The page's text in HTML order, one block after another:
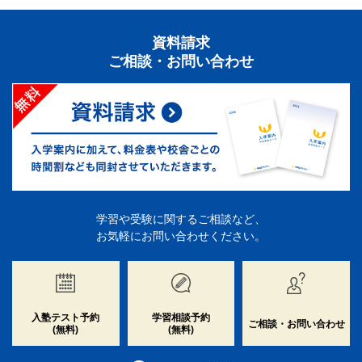
資料請求
ご相談・お問い合わせ
学習や受験に関するご相談など、
お気軽にお問い合わせください。
入塾テスト予約
(無料)
学習相談予約
(無料)
ご相談・お問い合わせ